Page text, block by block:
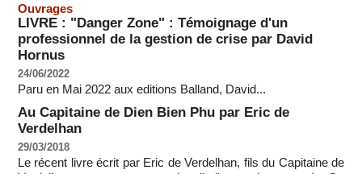
Ouvrages
LIVRE : "Danger Zone" : Témoignage d'un
professionnel de la gestion de crise par David
Hornus
24/06/2022
Paru en Mai 2022 aux editions Balland, David...
Au Capitaine de Dien Bien Phu par Eric de
Verdelhan
29/03/2018
Le récent livre écrit par Eric de Verdelhan, fils du Capitaine de